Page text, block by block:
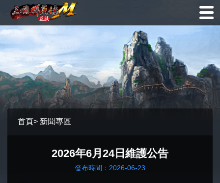
首頁> 新聞專區
2026年6月24日維護公告
發布時間：2026-06-23